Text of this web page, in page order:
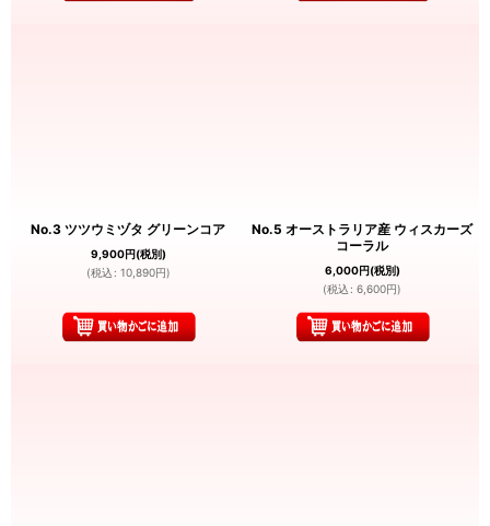
No.3 ツツウミヅタ グリーンコア
9,900円(税別)
(税込 : 10,890円)
No.5 オーストラリア産 ウィスカーズ
コーラル
6,000円(税別)
(税込 : 6,600円)